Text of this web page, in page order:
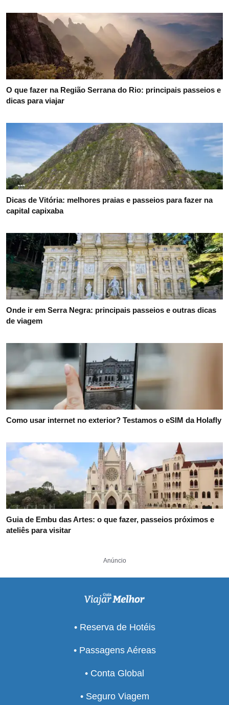
O que fazer na Região Serrana do Rio: principais passeios e
dicas para viajar
Dicas de Vitória: melhores praias e passeios para fazer na
capital capixaba
Onde ir em Serra Negra: principais passeios e outras dicas
de viagem
Como usar internet no exterior? Testamos o eSIM da Holafly
Guia de Embu das Artes: o que fazer, passeios próximos e
ateliês para visitar
Anúncio
• Reserva de Hotéis
• Passagens Aéreas
• Conta Global
• Seguro Viagem